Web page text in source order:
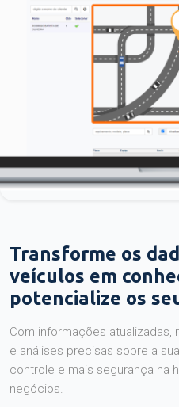
Transforme os
veículos em
potencialize os
Com informações
e análises precisas sobre a
controle e mais segurança na
negócios.